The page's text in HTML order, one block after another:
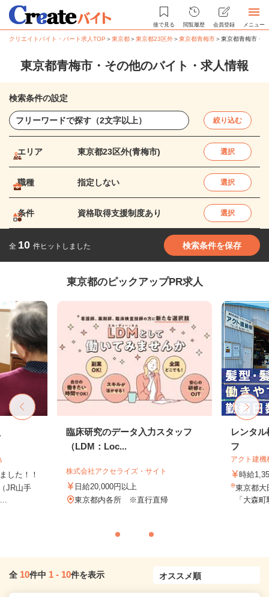
後で見る 閲覧履歴 会員登録 メニュー
クリエイトバイト・パート求人TOP ＞東京都＞東京都23区外＞東京都青梅市＞東京都青梅市・
東京都青梅市・その他のバイト・求人情報
検索条件の設定
絞り込む
エリア 東京都23区外(青梅市) 選択
職種 指定しない 選択
条件 資格取得支援制度あり 選択
全 10 件ヒットしました 検索条件を保存
東京都のピックアップPR求人
した！！
JR山手
臨床研究のデータ入力スタッフ
（LDM：Loc...
株式会社アクセライズ・サイト
日給20,000円以上
東京都内各所 ※直行直帰
レンタ
フ
アクト建機
時給
東京都大
「大森
全 10件中 1 - 10件を表示